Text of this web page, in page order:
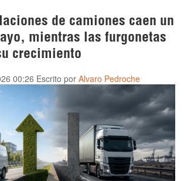
de camiones caen un
mientras las furgonetas
crecimiento
00:26 Escrito por Alvaro Pedroche